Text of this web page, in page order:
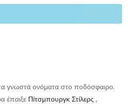
γνωστά ονόματα στο ποδόσφαιρο.
έπαιξε Πίτσμπουργκ Στίλερς ,